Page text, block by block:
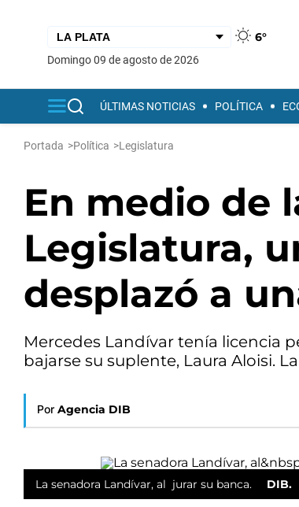
6°
domingo 09 de agosto de 2026
ÚLTIMAS NOTICIAS POLÍTICA
Portada >Política >Legislatura
En medio de
Legislatura,
desplazó a
Mercedes Landívar tenía licencia
bajarse su suplente, Laura Aloisi.
Por Agencia DIB
La senadora Landívar, al jurar su banca. DIB.